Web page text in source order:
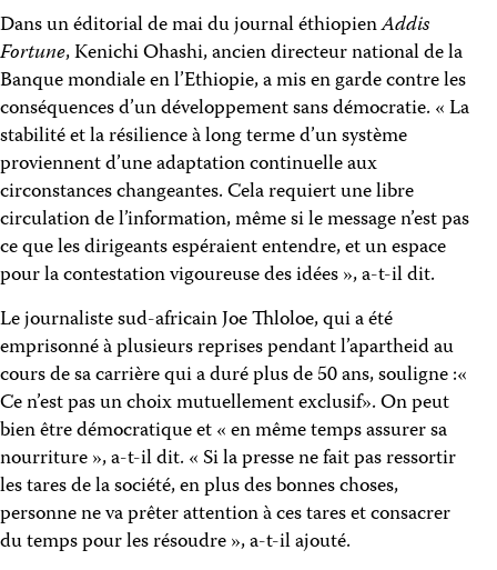
Dans un éditorial de mai du journal éthiopienAddis
Fortune, Kenichi Ohashi, ancien directeur national de la
Banque mondiale en l’Ethiopie, a mis en garde contre les
conséquences d’un développement sans démocratie. « La
stabilité et la résilience à long terme d’un système
proviennent d’une adaptation continuelle aux
circonstances changeantes. Cela requiert une libre
circulation de l’information, même si le message n’est pas
ce que les dirigeants espéraient entendre, et un espace
pour la contestation vigoureuse des idées », a-t-il dit.
Le journaliste sud-africain Joe Thloloe, qui a été
emprisonné à plusieurs reprises pendant l’apartheid au
cours de sa carrière qui a duré plus de 50 ans, souligne :«
Ce n’est pas un choix mutuellement exclusif». On peut
bien être démocratique et « en même temps assurer sa
nourriture », a-t-il dit. « Si la presse ne fait pas ressortir
les tares de la société, en plus des bonnes choses,
personne ne va prêter attention à ces tares et consacrer
du temps pour les résoudre », a-t-il ajouté.